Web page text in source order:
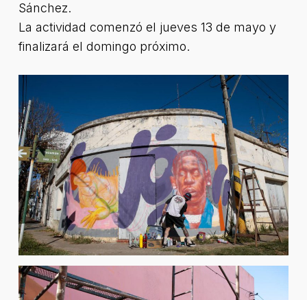
Sánchez.
La actividad comenzó el jueves 13 de mayo y
finalizará el domingo próximo.